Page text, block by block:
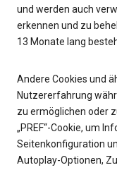
und werden auch
erkennen und zu
13 Monate lang
Andere Cookies und
Nutzererfahrung
zu ermöglichen oder
„PREF“-Cookie, um
Seitenkonfiguration
Autoplay-Optionen,